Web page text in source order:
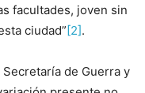
facultades, joven sin
ciudad”[2].
de Guerra y